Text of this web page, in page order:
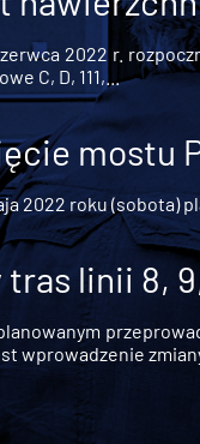
2022 r.
C, D, 111,...
mostu
2022 roku (sobota)
linii 8, 9,
wprowadzenie